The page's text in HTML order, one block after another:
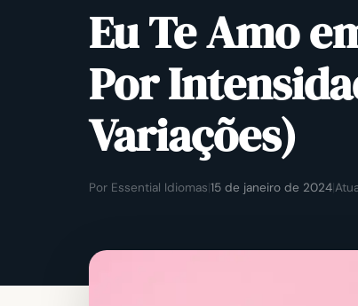
Eu Te Amo
Por
Variações)
Por Essential Idiomas|15 de janeiro de 2024|